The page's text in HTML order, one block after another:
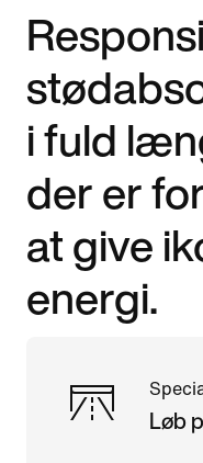
i fuld
der er
at give
energi.
Løb